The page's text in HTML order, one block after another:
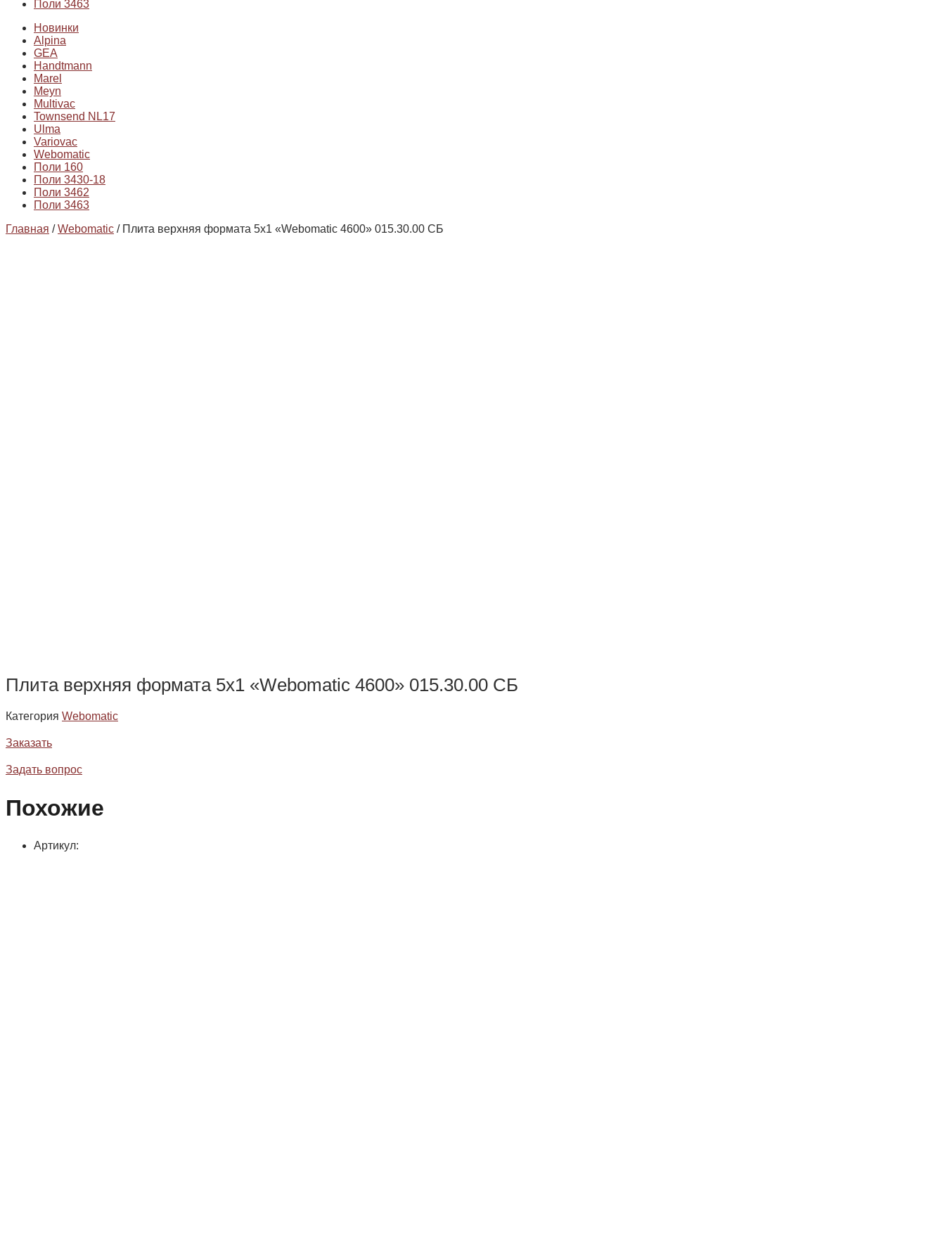
Поли 3463
Новинки
Alpina
GEA
Handtmann
Marel
Meyn
Multivac
Townsend NL17
Ulma
Variovac
Webomatic
Поли 160
Поли 3430-18
Поли 3462
Поли 3463
Главная /Webomatic / Плита верхняя формата 5х1 «Webomatic 4600» 015.30.00 СБ
Плита верхняя формата 5х1 «Webomatic 4600» 015.30.00 СБ
Категория Webomatic
Заказать
Задать вопрос
Похожие
Артикул: